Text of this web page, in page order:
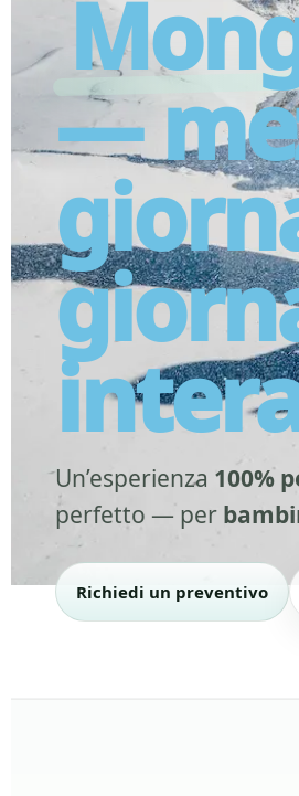
—
Un’esperienza 100%
perfetto — per
Richiedi un preventivo